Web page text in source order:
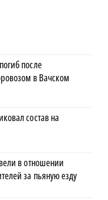
после
в Вачском
состав на
в отношении
за пьяную езду